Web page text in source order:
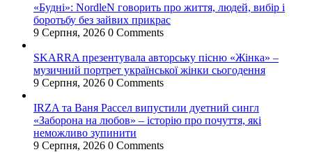
«Будні»: NordleN говорить про життя, людей, вибір і
боротьбу без зайвих прикрас
9 Серпня, 2026 0 Comments
SKARRA презентувала авторську пісню «Жінка» –
музичний портрет української жінки сьогодення
9 Серпня, 2026 0 Comments
IRZA та Ваня Рассел випустили дуетний сингл
«Заборона на любов» – історію про почуття, які
неможливо зупинити
9 Серпня, 2026 0 Comments